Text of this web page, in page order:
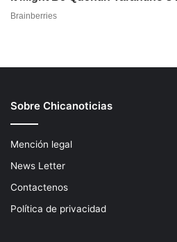
Sobre Chicanoticias
Mención legal
News Letter
Contactenos
Política de privacidad